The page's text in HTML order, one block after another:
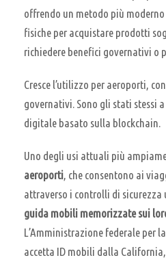
offrendo un metodo più
fisiche per acquistare prodotti
richiedere benefici governativi o
Cresce l’utilizzo per aeroporti,
governativi. Sono gli stati stessi a
digitale basato sulla blockchain.
Uno degli usi attuali più
aeroporti, che consentono ai
attraverso i controlli di
guida mobili memorizzate sui
L’Amministrazione federale per
accetta ID mobili dalla